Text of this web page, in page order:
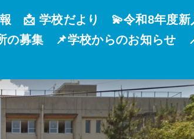
📩 学校だより
💫令和8年度
の募集 📌学校からのお知らせ